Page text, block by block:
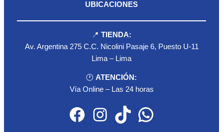
UBICACIONES
📍 TIENDA:
Av. Argentina 275 C.C. Nicolini Pasaje 6, Puesto U-11
Lima – Lima
🕐 ATENCIÓN:
Vía Online – Las 24 horas
Facebook Instagram TikTok WhatsApp